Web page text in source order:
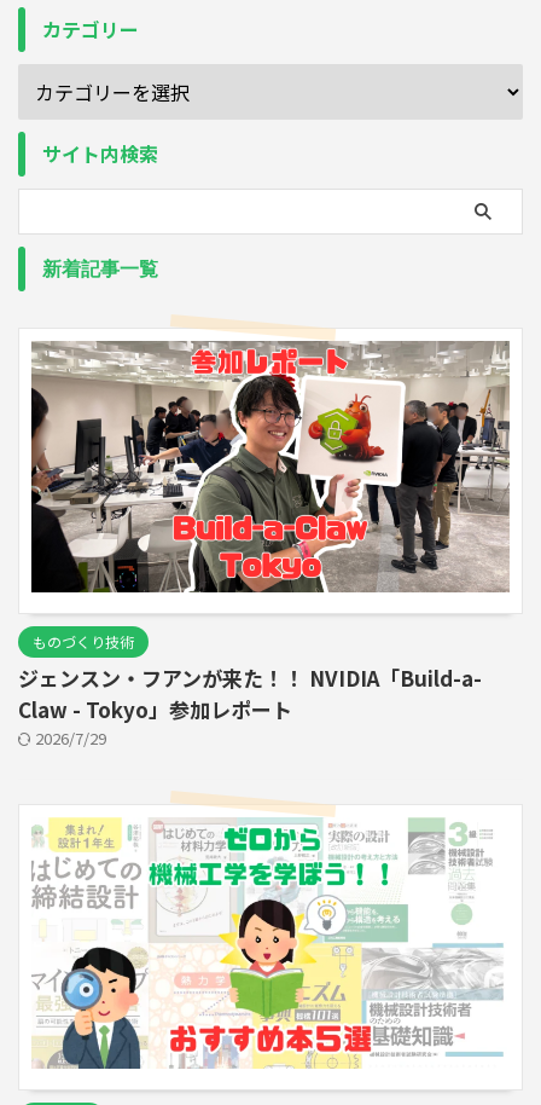
カテゴリー
サイト内検索
新着記事一覧
ものづくり技術
ジェンスン・フアンが来た！！ NVIDIA「Build-a-
Claw - Tokyo」参加レポート
2026/7/29